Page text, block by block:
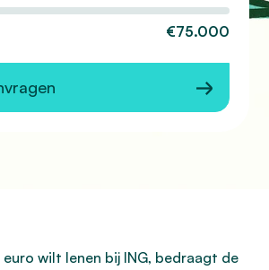
€75.000
wilt lenen bij ING, bedraagt de